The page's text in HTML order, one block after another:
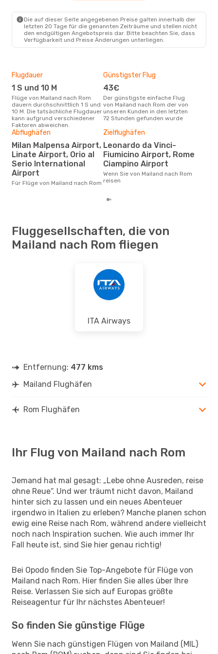
ROM- MIL
Die auf dieser Seite angegebenen Preise galten innerhalb der
letzten 20 Tage für die genannten Zeiträume und stellen nicht
den endgültigen Angebotspreis dar. Bitte beachten Sie, dass
Verfügbarkeit und Preise Änderungen unterliegen.
Flugdauer
1 S und 10 M
Flüge von Mailand nach Rom
dauern durchschnittlich 1 S und
10 M. Die tatsächliche Flugdauer
kann aufgrund verschiedener
Faktoren abweichen.
Günstigster Flug
43€
Der günstigste einfache Flug
von Mailand nach Rom der von
unseren Kunden in den letzten
72 Stunden gefunden wurde
Abflughäfen
Milan Malpensa Airport,
Linate Airport, Orio al
Serio International
Airport
Für Flüge von Mailand nach Rom
Zielflughäfen
Leonardo da Vinci-
Fiumicino Airport, Rome
Ciampino Airport
Wenn Sie von Mailand nach Rom
reisen
Fluggesellschaften, die von
Mailand nach Rom fliegen
ITA Airways
Entfernung: 477 kms
Mailand Flughäfen
Rom Flughäfen
Ihr Flug von Mailand nach Rom
Jemand hat mal gesagt: „Lebe ohne Ausreden, reise
ohne Reue“. Und wer träumt nicht davon, Mailand
hinter sich zu lassen und ein neues Abenteuer
irgendwo in Italien zu erleben? Manche planen schon
ewig eine Reise nach Rom, während andere vielleicht
noch nach Inspiration suchen. Wie auch immer Ihr
Fall heute ist, sind Sie hier genau richtig!
Bei Opodo finden Sie Top-Angebote für Flüge von
Mailand nach Rom. Hier finden Sie alles über Ihre
Reise. Verlassen Sie sich auf Europas größte
Reiseagentur für Ihr nächstes Abenteuer!
So finden Sie günstige Flüge
Wenn Sie nach günstigen Flügen von Mailand (MIL)